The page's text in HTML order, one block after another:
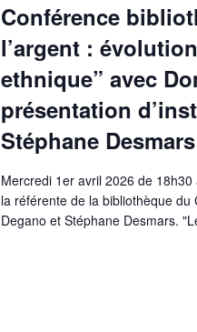
Conférence
l’argent :
ethnique” avec
présentation
Stéphane Desmars
Mercredi 1er avril 2026 de
la référente de la bibliothèque
Degano et Stéphane Desmars.